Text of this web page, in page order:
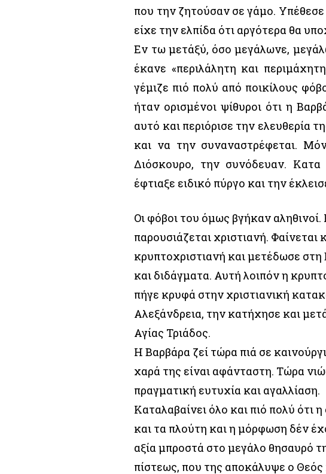
που την ζητούσαν σε γάμο. Υπέθεσε
είχε την ελπίδα ότι αργότερα θα
Εν τω μετάξύ, όσο μεγάλωνε,
έκανε «περιλάλητη και
γέμιζε πιό πολύ από ποικίλους
ήταν ορισμένοι ψίθυροι ότι η
αυτό και περιόρισε την ελευθερία
και να την συναναστρέφεται.
Διόσκουρο, την συνόδευαν.
έφτιαξε ειδικό πύργο και την
Οι φόβοι του όμως βγήκαν
παρουσιάζεται χριστιανή.
κρυπτοχριστιανή και μετέδωσε
και διδάγματα. Αυτή λοιπόν η
πήγε κρυφά στην χριστιανική
Αλεξάνδρεια, την κατήχησε και
Αγίας Τριάδος.
Η Βαρβάρα ζεί τώρα πιά σε
χαρά της είναι αφάνταστη. Τώρα
πραγματική ευτυχία και αγαλλίαση.
Καταλαβαίνει όλο και πιό πολύ ότι
και τα πλούτη και η μόρφωση δέν
αξία μπροστά στο μεγάλο θησαυρό
πίστεως, που της αποκάλυψε ο Θεός